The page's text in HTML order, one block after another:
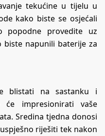
tekućine u tijelu u
kako biste se osjećali
popodne provedite uz
napunili baterije za
blistati na sastanku i
impresionirati vaše
Sredina tjedna donosi
riješiti tek nakon